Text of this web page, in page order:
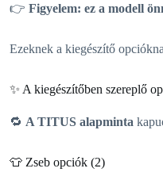
👉 Figyelem: ez a modell
Ezeknek a kiegészítő
✨ A kiegészítőben szereplő
🔁 A TITUS alapminta
👕 Zseb opciók (2)